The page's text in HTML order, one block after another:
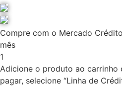
Compre com o Mercado
mês
1
Adicione o produto ao carrinho
pagar, selecione “Linha de